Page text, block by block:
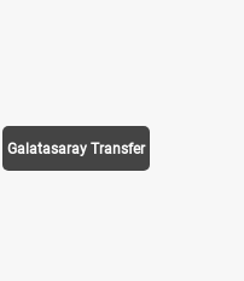
Galatasaray Transfer